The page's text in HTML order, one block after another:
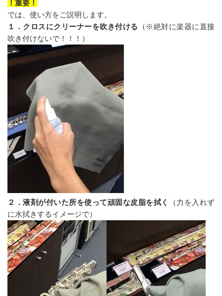
！重要！
では、使い方をご説明します。
１．クロスにクリーナーを吹き付ける （※絶対に楽器に直接
吹き付けないで！！！）
２．液剤が付いた所を使って頑固な皮脂を拭く
（力を入れず
に水拭きするイメージで）